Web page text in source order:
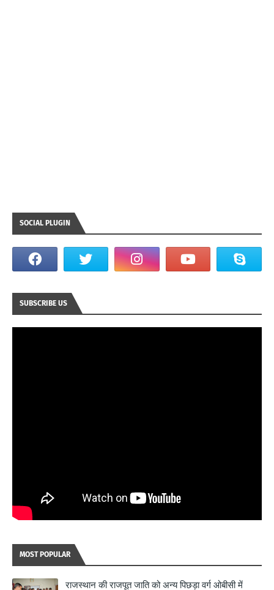
SOCIAL PLUGIN
SUBSCRIBE US
MOST POPULAR
राजस्थान की राजपूत जाति को अन्य पिछड़ा वर्ग ओबीसी में